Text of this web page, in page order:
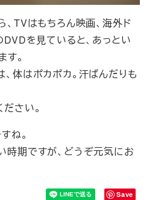
TVはもちろん映画、海外ド
DVDを見ていると、あっとい
。
体はポカポカ。汗ばんだりも
さい。
ね。
時期ですが、どうぞ元気にお
Save